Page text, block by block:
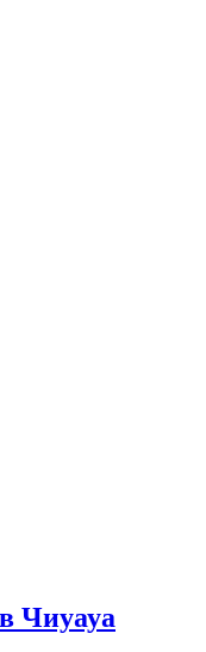
Чиуауа